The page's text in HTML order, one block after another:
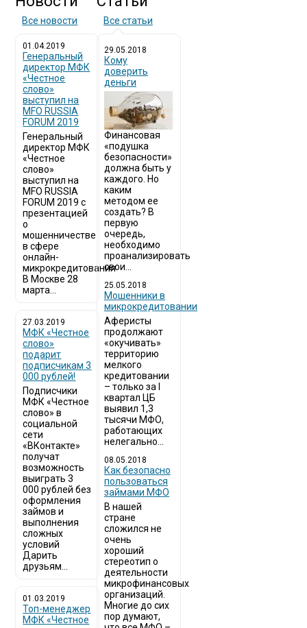
Все новости
01.04.2019
Генеральный
директор МФК
«Честное
слово»
выступил на
MFO RUSSIA
FORUM 2019
Генеральный
директор МФК
«Честное
слово»
выступил на
MFO RUSSIA
FORUM 2019 с
презентацией
о
мошенничестве
в сфере
онлайн-
микрокредитования
В Москве 28
марта...
27.03.2019
МФК «Честное
слово»
подарит
подписчикам 3
000 рублей!
Подписчики
МФК «Честное
слово» в
социальной
сети
«ВКонтакте»
получат
возможность
выиграть 3
000 рублей без
оформления
займов и
выполнения
сложных
условий
Дарить
друзьям...
01.03.2019
Топ-менеджер
МФК «Честное
Все статьи
29.05.2018
Кому
доверить
деньги
Финансовая
«подушка
безопасности»
должна быть у
каждого. Но
каким
методом ее
создать? В
первую
очередь,
необходимо
проанализировать
свои...
25.05.2018
Мошенники в
микрокредитовании
Аферисты
продолжают
«окучивать»
территорию
мелкого
кредитовании
– только за I
квартал ЦБ
выявил 1,3
тысячи МФО,
работающих
нелегально...
08.05.2018
Как безопасно
пользоваться
займами МФО
В нашей
стране
сложился не
очень
хороший
стереотип о
деятельности
микрофинансовых
организаций.
Многие до сих
пор думают,